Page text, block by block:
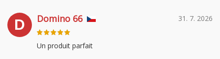
D 31. 7. 2026
Domino 66
Un produit parfait